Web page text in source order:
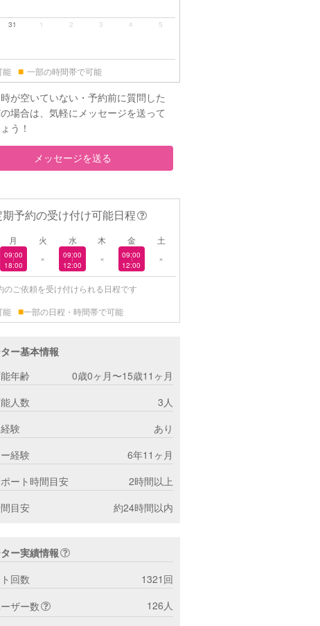
31 1 2 3 4 5
能 ■ 一部の時間帯で可能
が空いていない・予約前に質問した
場合は、気軽にメッセージを送って
う！
メッセージを送る
期予約の受け付け可能日程
月
09:00
|
18:00
火
×
水
09:00
|
12:00
木
×
金
09:00
|
12:00
土
×
のご依頼を受け付けられる日程です
能 ■一部の日程・時間帯で可能
ー基本情報
年齢
0歳0ヶ月〜15歳11ヶ月
人数
3人
験
あり
経験
6年11ヶ月
ート時間目安
2時間以上
目安
約24時間以内
ー実績情報
回数
1321回
ザー数
126人